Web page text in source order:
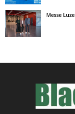
Messe